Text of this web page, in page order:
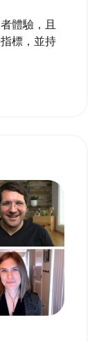
體驗，且
標，並持